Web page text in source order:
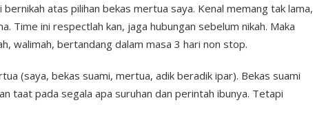
bernikah atas pilihan bekas mertua saya. Kenal memang tak lama,
Time ini respectlah kan, jaga hubungan sebelum nikah. Maka
walimah, bertandang dalam masa 3 hari non stop.
(saya, bekas suami, mertua, adik beradik ipar). Bekas suami
taat pada segala apa suruhan dan perintah ibunya. Tetapi